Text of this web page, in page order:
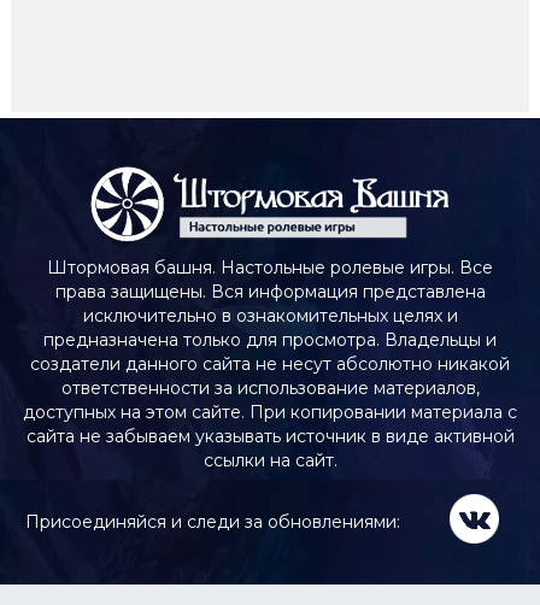
Штормовая башня. Настольные ролевые игры. Все
права защищены. Вся информация представлена
исключительно в ознакомительных целях и
предназначена только для просмотра. Владельцы и
создатели данного сайта не несут абсолютно никакой
ответственности за использование материалов,
доступных на этом сайте. При копировании материала с
сайта не забываем указывать источник в виде активной
ссылки на сайт.
Присоединяйся и следи за обновлениями: